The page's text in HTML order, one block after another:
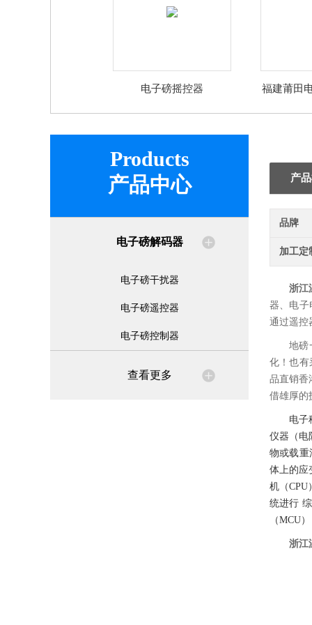
电子磅摇控器
福建莆田
Products
产品中心
电子磅解码器
电子磅干扰器
电子磅遥控器
电子磅控制器
查看更多
产
品牌
加工定
浙江
器、电子
通过遥控
地磅
化！也有
品直销香
借雄厚的
电子
仪器（电
物或载重
体上的应
机（
统进行
（MCU
浙江